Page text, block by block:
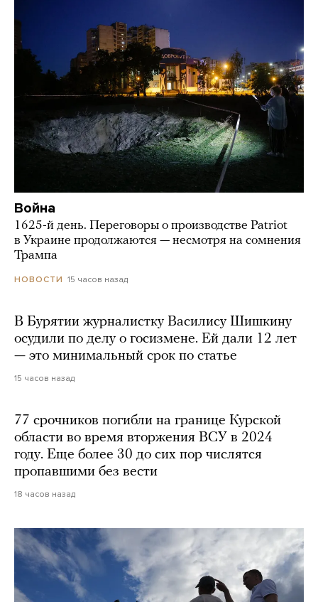
Война
1625-й день. Переговоры о производстве Patriot
в Украине продолжаются — несмотря на сомнения
Трампа
НОВОСТИ 15 часов назад
В Бурятии журналистку Василису Шишкину
осудили по делу о госизмене. Ей дали 12 лет
— это минимальный срок по статье
15 часов назад
77 срочников погибли на границе Курской
области во время вторжения ВСУ в 2024
году. Еще более 30 до сих пор числятся
пропавшими без вести
18 часов назад